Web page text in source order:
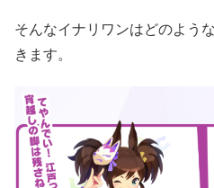
そんなイナリワンはどのよう
きます。